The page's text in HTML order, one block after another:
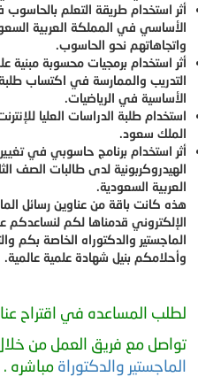
أثر استخدام طريقة التعلم
الأساسي في المملكة العربية
واتجاهاتهم نحو الحاسوب.
أثر استخدام برمجيات محسوبة
التدريب والممارسة في اكتساب
الأساسية في الرياضيات.
استخدام طلبة الدراسات العليا
الملك سعود.
أثر استخدام برنامج حاسوبي في
الهيدروكربونية لدى طالبات الصف
العربية السعودية.
هذه كانت باقة من عناوين رسائل
الإلكتروني قدمناها لكم
الماجستير والدكتوراه الخاصة
وأحلامكم بنيل شهادة علمية عالمية.
لطلب المساعده في اقتراح
تواصل مع فريق العمل من
الماجستير والدكتوراة مباشره .